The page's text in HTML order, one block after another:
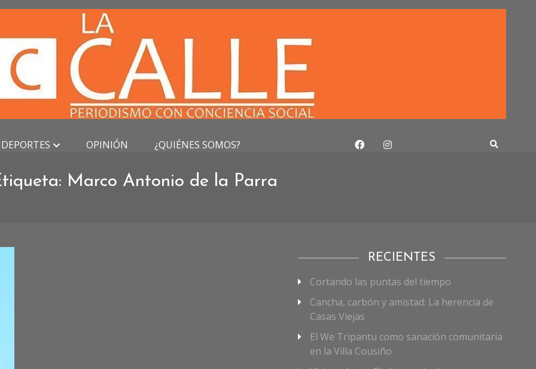
DEPORTES OPINIÓN ¿QUIÉNES SOMOS?
Marco Antonio de la Parra
RECIENTES
Cortando las puntas del tiempo
Cancha, carbón y amistad: La herencia de
Casas Viejas
El We Tripantu como sanación comunitaria
en la Villa Cousiño